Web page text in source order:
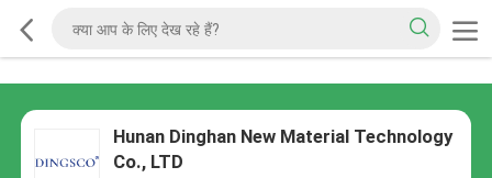
Hunan Dinghan New Material Technology
Co., LTD